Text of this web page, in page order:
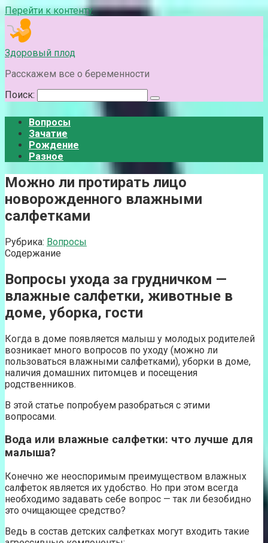
Перейти к контенту
Здоровый плод
Расскажем все о беременности
Поиск:
Вопросы
Зачатие
Рождение
Разное
Можно ли протирать лицо
новорожденного влажными
салфетками
Рубрика: Вопросы
Содержание
Вопросы ухода за грудничком —
влажные салфетки, животные в
доме, уборка, гости
Когда в доме появляется малыш у молодых родителей
возникает много вопросов по уходу (можно ли
пользоваться влажными салфетками), уборки в доме,
наличия домашних питомцев и посещения
родственников.
В этой статье попробуем разобраться с этими
вопросами.
Вода или влажные салфетки: что лучше для
малыша?
Конечно же неоспоримым преимуществом влажных
салфеток является их удобство. Но при этом всегда
необходимо задавать себе вопрос — так ли безобидно
это очищающее средство?
Ведь в состав детских салфетках могут входить такие